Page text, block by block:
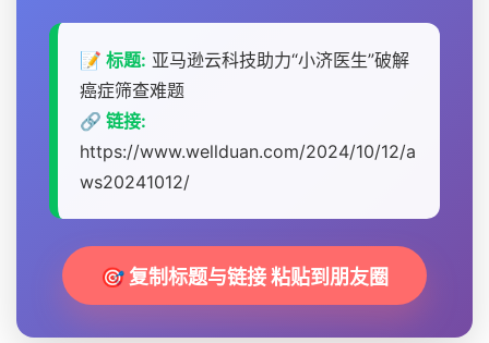
📝 标题: 亚马逊云科技助力“小济医生”破解
癌症筛查难题
🔗 链接:
https://www.wellduan.com/2024/10/12/a
ws20241012/
🎯 复制标题与链接 粘贴到朋友圈